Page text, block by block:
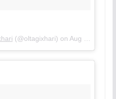
(@oltagixhari) on Aug 15, 2018 at 1:30pm PDT